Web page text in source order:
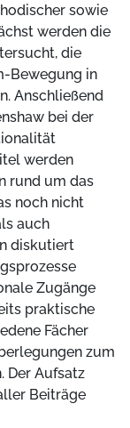
sowie
werden die
die
Bewegung in
Anschließend
bei der
werden
rund um das
noch nicht
auch
diskutiert
Zugänge
praktische
Fächer
zum
Der Aufsatz
Beiträge